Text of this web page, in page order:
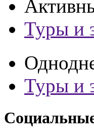
Туры и
Туры и